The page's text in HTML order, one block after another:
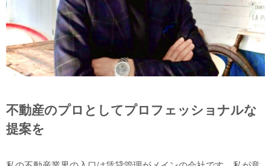
不動産のプロとしてプロフェッショナルな
提案を